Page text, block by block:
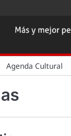
Agenda Cultural